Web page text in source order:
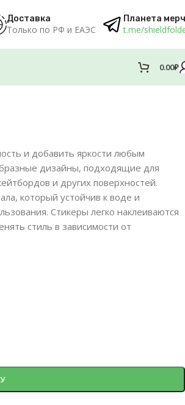
Доставка
Только по РФ и ЕАЭС
Планета
t.me/
0.00₽
и добавить яркости любым
дизайны, подходящие для
и других поверхностей.
который устойчив к воде и
Стикеры легко наклеиваются
стиль в зависимости от